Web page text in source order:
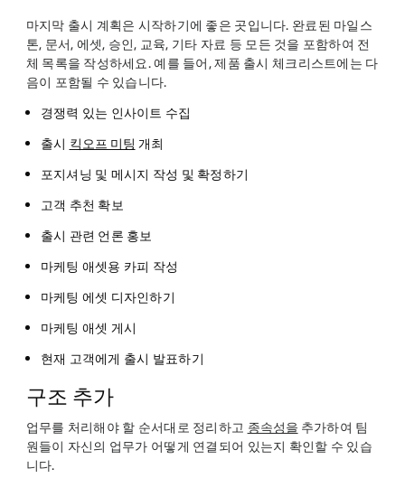
마지막 출시 계획은 시작하기에 좋은 곳입니다. 완료된 마일스
톤, 문서, 에셋, 승인, 교육, 기타 자료 등 모든 것을 포함하여 전
체 목록을 작성하세요. 예를 들어, 제품 출시 체크리스트에는 다
음이 포함될 수 있습니다.
경쟁력 있는 인사이트 수집
출시 킥오프 미팅 개최
포지셔닝 및 메시지 작성 및 확정하기
고객 추천 확보
출시 관련 언론 홍보
마케팅 애셋용 카피 작성
마케팅 에셋 디자인하기
마케팅 애셋 게시
현재 고객에게 출시 발표하기
구조 추가
업무를 처리해야 할 순서대로 정리하고 종속성을 추가하여 팀
원들이 자신의 업무가 어떻게 연결되어 있는지 확인할 수 있습
니다.